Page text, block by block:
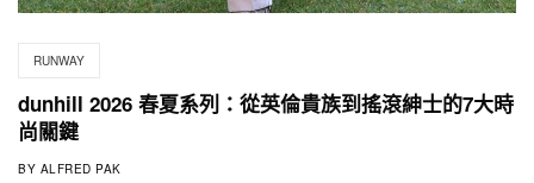
RUNWAY
dunhill 2026 春夏系列：從英倫貴族到搖滾紳士的7大時
尚關鍵
BY ALFRED PAK